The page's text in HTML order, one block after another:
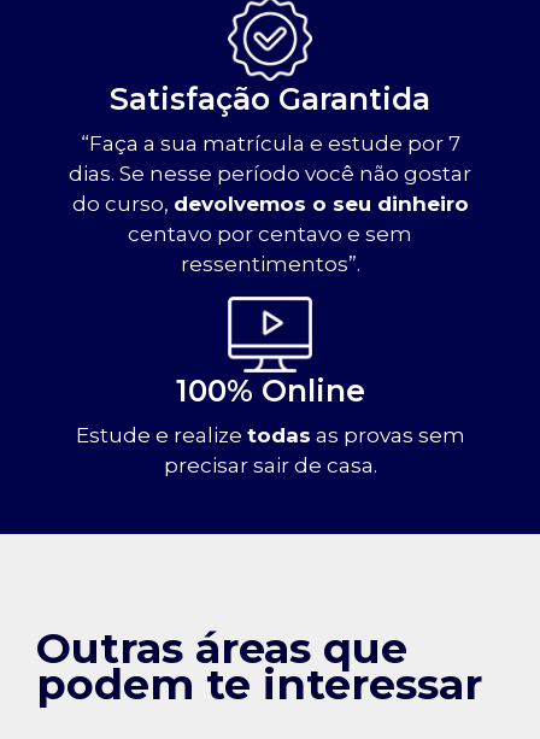
Satisfação Garantida
“Faça a sua matrícula e estude por 7
dias. Se nesse período você não gostar
do curso, devolvemos o seu dinheiro
centavo por centavo e sem
ressentimentos”.
100% Online
Estude e realize todas as provas sem
precisar sair de casa.
Outras áreas que
podem te interessar